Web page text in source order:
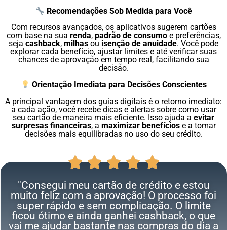
Recomendações Sob Medida para Você
Com recursos avançados, os aplicativos sugerem cartões
com base na sua renda, padrão de consumoe preferências,
seja cashback, milhas ou isenção de anuidade. Você pode
explorar cada benefício, ajustar limites e até verificar suas
chances de aprovação em tempo real, facilitando sua
decisão.
Orientação Imediata para Decisões Conscientes
A principal vantagem dos guias digitais é o retorno imediato:
a cada ação, você recebe dicas e alertas sobre como usar
seu cartão de maneira mais eficiente. Isso ajuda a evitar
surpresas financeiras, a maximizar benefíciose a tomar
decisões mais equilibradas no uso do seu crédito.
"Consegui meu cartão de crédito e estou
muito feliz com a aprovação! O processo foi
super rápido e sem complicação. O limite
ficou ótimo e ainda ganhei cashback, o que
vai me ajudar bastante nas compras do dia a